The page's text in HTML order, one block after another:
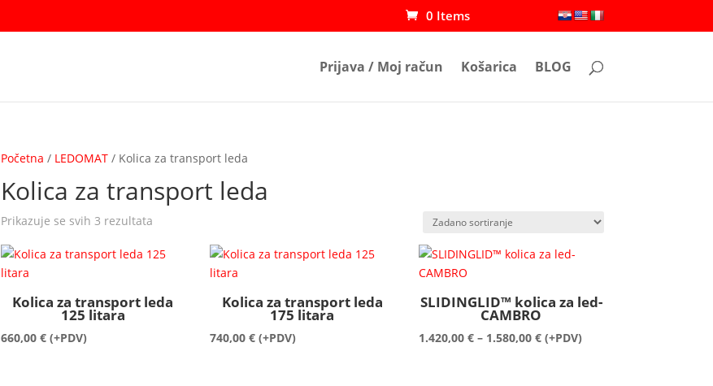
0 Items
Prijava / Moj račun Košarica BLOG
Početna / LEDOMAT/ Kolica za transport leda
Kolica za transport leda
Prikazuje se svih 3 rezultata
Kolica za transport leda
125 litara
660,00 € (+PDV)
Kolica za transport leda
175 litara
740,00 € (+PDV)
SLIDINGLID™ kolica za led-
CAMBRO
1.420,00€ – 1.580,00€Raspon
(+PDV)